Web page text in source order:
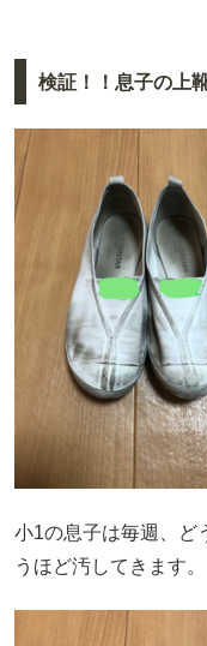
検証！！息子の上
小1の息子は毎週、ど
うほど汚してきます。